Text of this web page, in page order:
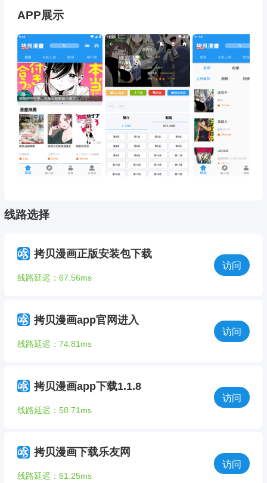
APP展示
线路选择
拷贝漫画正版安装包下载
线路延迟：67.56ms
访问
拷贝漫画app官网进入
线路延迟：74.81ms
访问
拷贝漫画app下载1.1.8
线路延迟：58.71ms
访问
拷贝漫画下载乐友网
线路延迟：61.25ms
访问